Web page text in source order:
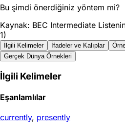
Bu şimdi önerdiğiniz yöntem mi?
Kaynak: BEC Intermediate
1)
İlgili Kelimeler İfadeler ve Kalıplar
Gerçek Dünya Örnekleri
İlgili Kelimeler
Eşanlamlılar
currently, presently